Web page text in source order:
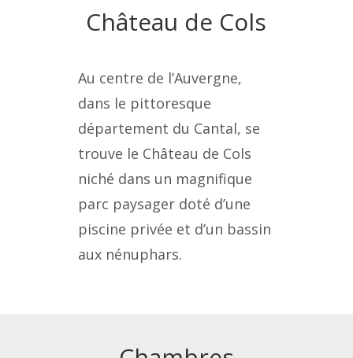
Château de Cols
Au centre de l’Auvergne,
dans le pittoresque
département du Cantal, se
trouve le Château de Cols
niché dans un magnifique
parc paysager doté d’une
piscine privée et d’un bassin
aux nénuphars.